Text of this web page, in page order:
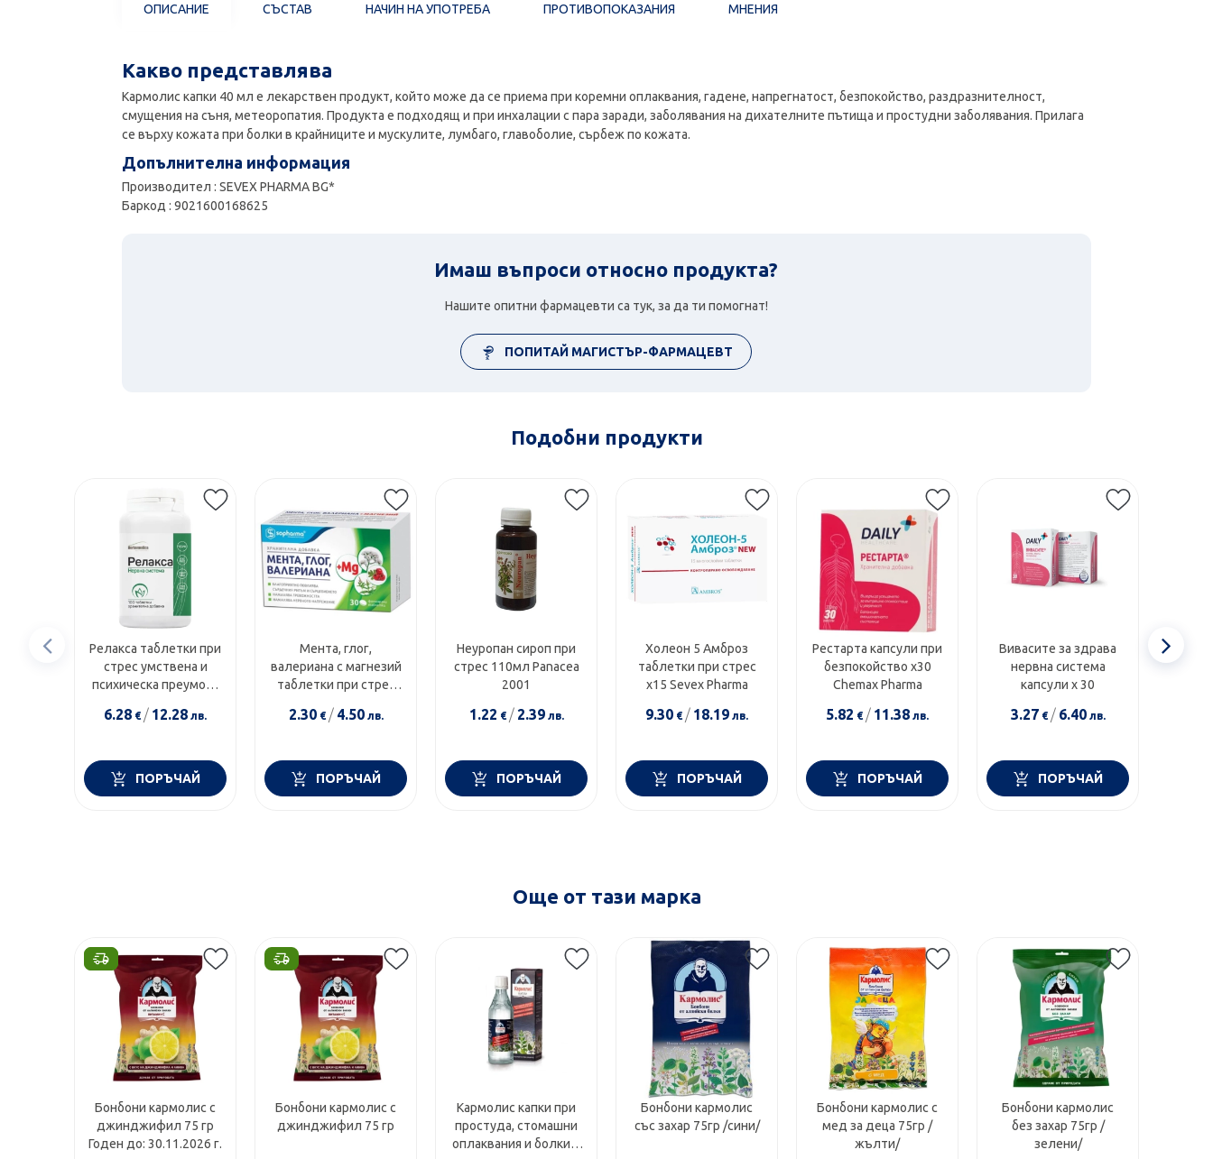
ОПИСАНИЕ СЪСТАВ НАЧИН НА УПОТРЕБА ПРОТИВОПОКАЗАНИЯ МНЕНИЯ
Какво представлява
Кармолис капки 40 мл е лекарствен продукт, който може да се приема при коремни оплаквания, гадене, напрегнатост, безпокойство, раздразнителност,
смущения на съня, метеоропатия. Продукта е подходящ и при инхалации с пара заради, заболявания на дихателните пътища и простудни заболявания. Прилага
се върху кожата при болки в крайниците и мускулите, лумбаго, главоболие, сърбеж по кожата.
Допълнителна информация
Производител : SEVEX PHARMA BG*
Баркод : 9021600168625
Имаш въпроси относно продукта?
Нашите опитни фармацевти са тук, за да ти помогнат!
ПОПИТАЙ МАГИСТЪР-ФАРМАЦЕВТ
Подобни продукти
Релакса таблетки при
стрес умствена и
психическа преумора
Herbamedica
6.28 € / 12.28 лв.
ПОРЪЧАЙ
Мента, глог,
валериана с магнезий
таблетки при стрес
2.30€ / 4.50лв.
ПОРЪЧАЙ
Неуропан сироп при
стрес 110мл Panacea
2001
1.22 € / 2.39лв.
ПОРЪЧАЙ
Холеон 5 Амброз
таблетки при стрес
х15 Sevex Pharma
9.30 € / 18.19 лв.
ПОРЪЧАЙ
Рестарта капсули при
безпокойство x30
Chemax Pharma
5.82 € / 11.38 лв.
ПОРЪЧАЙ
Вивасите за здрава
нервна система
капсули х 30
3.27 € / 6.40лв.
ПОРЪЧАЙ
Предишен
елемент
Още от тази марка
Етикети
Бонбони кармолис с
джинджифил 75 гр
Годен до: 30.11.2026 г.
Бонбони кармолис с
джинджифил 75 гр
Кармолис капки при
простуда, стомашни
оплаквания и болки в
Бонбони кармолис
със захар 75гр /сини/
Бонбони кармолис с
мед за деца 75гр /
жълти/
Бонбони кармолис
без захар 75гр /
зелени/